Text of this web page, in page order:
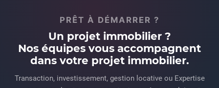
PRÊT À DÉMARRER ?
Un projet immobilier ?
Nos équipes vous accompagnent
dans votre projet immobilier.
Transaction, investissement, gestion locative ou Expertise